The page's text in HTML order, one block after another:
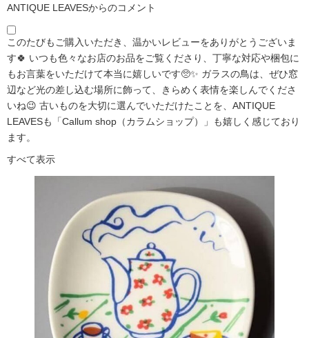
ANTIQUE LEAVESからのコメント
このたびもご購入いただき、温かいレビューをありがとうございま
す🍀 いつも色々なお店のお品をご覧くださり、丁寧な対応や梱包に
もお言葉をいただけて本当に嬉しいです🥺✨ ガラスの鳥は、ぜひ窓
辺など光の差し込む場所に飾って、きらめく表情を楽しんでくださ
いね😉 古いものを大切に選んでいただけたことを、ANTIQUE
LEAVESも「Callum shop（カラムショップ）」も嬉しく感じており
ます。
すべて表示